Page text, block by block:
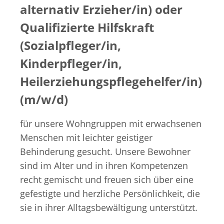
Ein unbefristetes Arbeitsverhältnis,
Teilzeitbeschäftigung mit 15
Wochenstunden, verteilt über ca. drei
Tage pro Woche an Vor- und
Nachmittagen,
eine vertrauensvolle Zusammenarbeit
in einem lebendigen und freundlichen
Betriebsklima.
Waschküche und Reinigung aus:
Waschküche: Sortieren, Waschen,
Trocknen, Verteilen und Ausbessern der
Kleidung und sonstigen Wäsche
unserer Wohngruppen.
Reinigung: Pflege der Wohn-, Arbeits-
und Büroräume der Einrichtung.
In allen drei Bereichen leiten Sie ein bis
drei der hier lebenden Menschen mit
geistiger Behinderung an, sich nach ihren
individuellen Möglichkeiten an der Arbeit
zu beteiligen.
alternativ Erzieher/in) oder
Qualifizierte Hilfskraft
(Sozialpfleger/in,
Kinderpfleger/in,
Heilerziehungspflegehelfer/in)
(m/w/d)
für unsere Wohngruppen mit erwachsenen
Menschen mit leichter geistiger
Behinderung gesucht. Unsere Bewohner
sind im Alter und in ihren Kompetenzen
recht gemischt und freuen sich über eine
gefestigte und herzliche Persönlichkeit, die
sie in ihrer Alltagsbewältigung unterstützt.